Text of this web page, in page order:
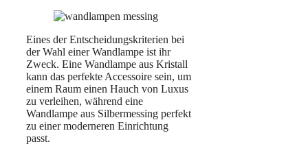
Eines der Entscheidungskriterien bei
der Wahl einer Wandlampe ist ihr
Zweck. Eine Wandlampe aus Kristall
kann das perfekte Accessoire sein, um
einem Raum einen Hauch von Luxus
zu verleihen, während eine
Wandlampe aus Silbermessing perfekt
zu einer moderneren Einrichtung
passt.